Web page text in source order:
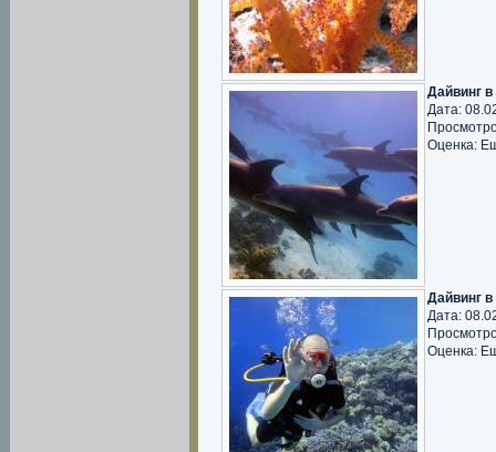
Дайвинг
Дата:
Оценка:
Дайвинг
Дата:
Оценка: